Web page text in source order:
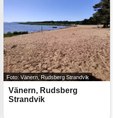
Foto: Vänern, Rudsberg Strandvik
Vänern, Rudsberg
Strandvik